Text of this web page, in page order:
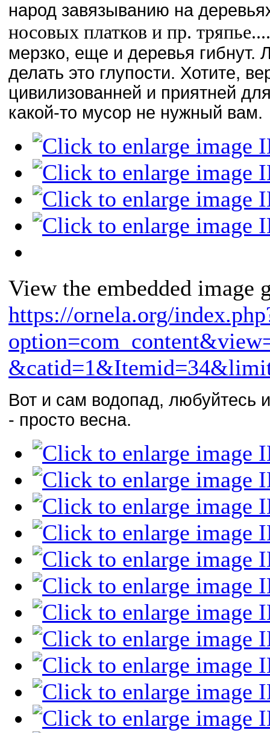
народ завязыванию на
носовых платков и пр. тряпье....
мерзко, еще и деревья гибнут.
делать это глупости. Хотите,
цивилизованней и приятней
какой-то мусор не нужный вам.
View the embedded image
https://ornela.org/
Вот и сам водопад, любуйтесь
- просто весна.